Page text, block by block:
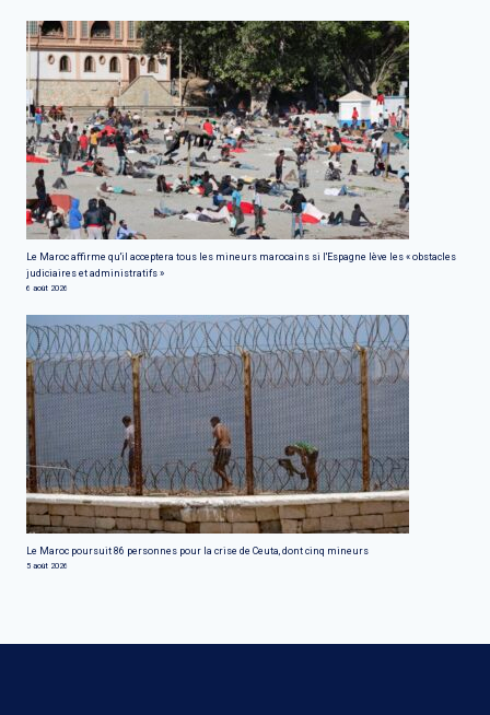
Le Maroc affirme qu'il acceptera tous les mineurs marocains si l'Espagne lève les « obstacles
judiciaires et administratifs »
6 août 2026
Le Maroc poursuit 86 personnes pour la crise de Ceuta, dont cinq mineurs
5 août 2026